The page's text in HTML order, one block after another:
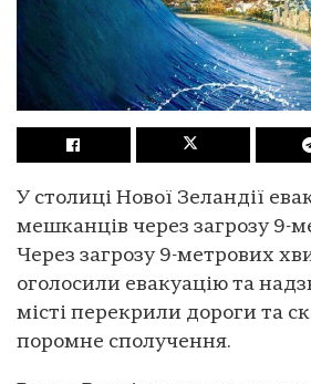
У столиці Нової Зеландії
мешканців через загрозу 9-
Через загрозу 9-метрових
оголосили евакуацію та
місті перекрили дороги та
поромне сполучення.